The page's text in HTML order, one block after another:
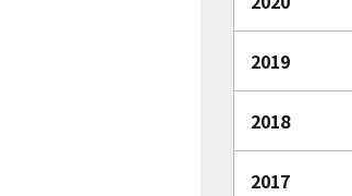
2019
2018
2017